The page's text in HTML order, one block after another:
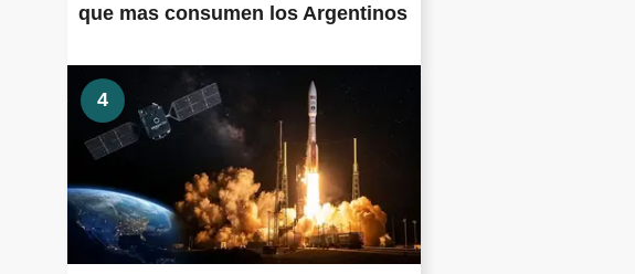
que mas consumen los Argentinos
4